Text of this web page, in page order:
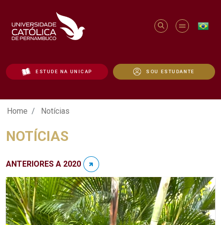
ESTUDE NA UNICAP SOU ESTUDANTE
Notícias - Unicap
Home Notícias
NOTÍCIAS
ANTERIORES A 2020